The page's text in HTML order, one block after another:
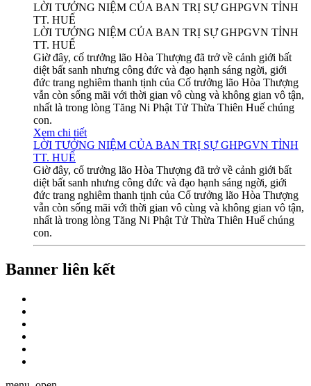
LỜI TƯỞNG NIỆM CỦA BAN TRỊ SỰ GHPGVN TỈNH
TT. HUẾ
LỜI TƯỞNG NIỆM CỦA BAN TRỊ SỰ GHPGVN TỈNH
TT. HUẾ
Giờ đây, cố trưởng lão Hòa Thượng đã trở về cảnh giới bất
diệt bất sanh nhưng công đức và đạo hạnh sáng ngời, giới
đức trang nghiêm thanh tịnh của Cố trưởng lão Hòa Thượng
vẫn còn sống mãi với thời gian vô cùng và không gian vô tận,
nhất là trong lòng Tăng Ni Phật Tử Thừa Thiên Huế chúng
con.
Xem chi tiết
LỜI TƯỞNG NIỆM CỦA BAN TRỊ SỰ GHPGVN TỈNH
TT. HUẾ
Giờ đây, cố trưởng lão Hòa Thượng đã trở về cảnh giới bất
diệt bất sanh nhưng công đức và đạo hạnh sáng ngời, giới
đức trang nghiêm thanh tịnh của Cố trưởng lão Hòa Thượng
vẫn còn sống mãi với thời gian vô cùng và không gian vô tận,
nhất là trong lòng Tăng Ni Phật Tử Thừa Thiên Huế chúng
con.
Banner liên kết